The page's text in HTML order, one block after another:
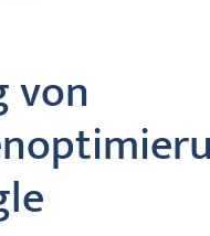
von